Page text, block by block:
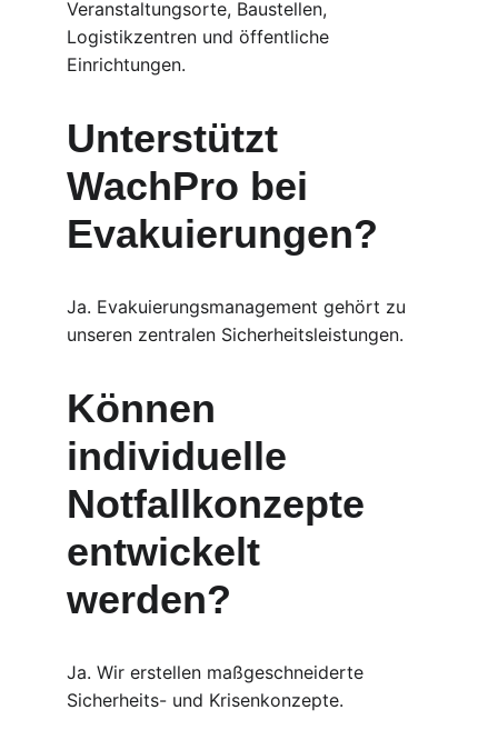
Veranstaltungsorte, Baustellen,
Logistikzentren und öffentliche
Einrichtungen.
Unterstützt
WachPro bei
Evakuierungen?
Ja. Evakuierungsmanagement gehört zu
unseren zentralen Sicherheitsleistungen.
Können
individuelle
Notfallkonzepte
entwickelt
werden?
Ja. Wir erstellen maßgeschneiderte
Sicherheits- und Krisenkonzepte.